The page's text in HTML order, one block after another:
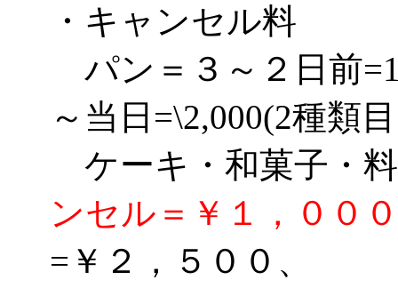
・キャンセル料
パン＝３～２日前
～当日=\2,000(2種類
ケーキ・和菓子・
ンセル＝￥１，０００
=￥２，５００、